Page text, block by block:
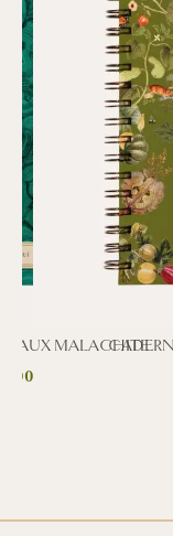
FAUX MALACHITE